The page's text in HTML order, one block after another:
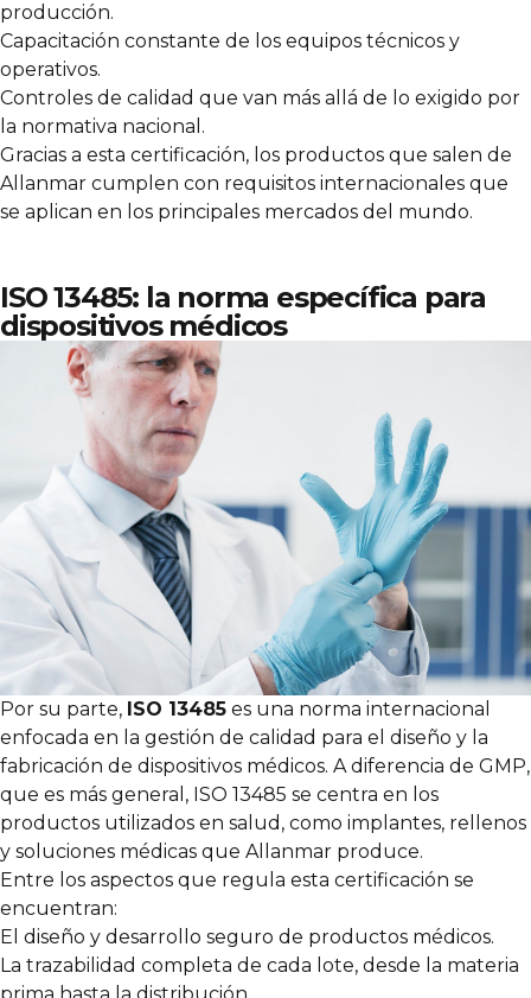
producción.
Capacitación constante de los equipos técnicos y
operativos.
Controles de calidad que van más allá de lo exigido por
la normativa nacional.
Gracias a esta certificación, los productos que salen de
Allanmar cumplen con requisitos internacionales que
se aplican en los principales mercados del mundo.
ISO 13485: la norma específica para
dispositivos médicos
Por su parte, ISO 13485 es una norma internacional
enfocada en la gestión de calidad para el diseño y la
fabricación de dispositivos médicos. A diferencia de GMP,
que es más general, ISO 13485 se centra en los
productos utilizados en salud, como implantes, rellenos
y soluciones médicas que Allanmar produce.
Entre los aspectos que regula esta certificación se
encuentran:
El diseño y desarrollo seguro de productos médicos.
La trazabilidad completa de cada lote, desde la materia